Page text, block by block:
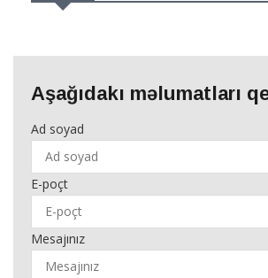
Aşağıdakı məlumatları
Ad soyad
E-poçt
Mesajınız